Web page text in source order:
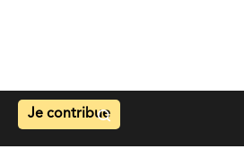
Je contribue